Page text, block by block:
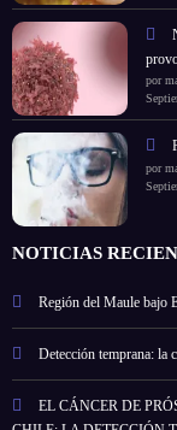
por
por
NOTICIAS
Región del Maule bajo
Detección temprana: la
EL CÁNCER DE